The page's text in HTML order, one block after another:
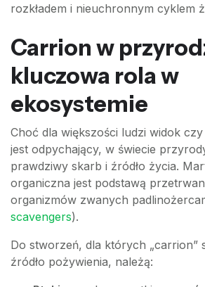
rozkładem i nieuchronnym cyklem
Carrion w
kluczowa rola w
ekosystemie
Choć dla większości ludzi widok
jest odpychający, w świecie
prawdziwy skarb i źródło życia.
organiczna jest podstawą
organizmów zwanych
scavengers).
Do stworzeń, dla których „carrion”
źródło pożywienia, należą: